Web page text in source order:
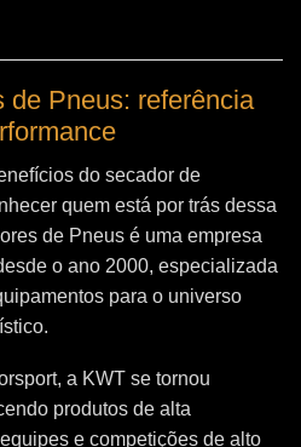
de Pneus: referência
do secador de
quem está por trás dessa
de Pneus é uma empresa
o ano 2000, especializada
para o universo
a KWT se tornou
produtos de alta
e competições de alto